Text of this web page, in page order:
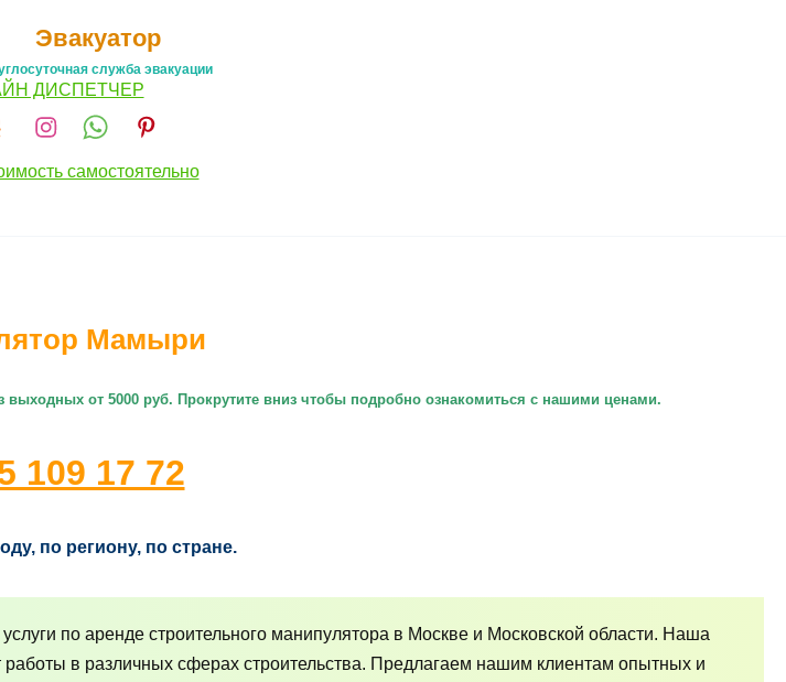
Эвакуатор
служба эвакуации
ДИСПЕТЧЕР
самостоятельно
Мамыри
выходных от 5000 руб. Прокрутите вниз чтобы подробно ознакомиться с нашими ценами.
109 17 72
по региону, по стране.
по аренде строительного манипулятора в Москве и Московской области. Наша
в различных сферах строительства. Предлагаем нашим клиентам опытных и